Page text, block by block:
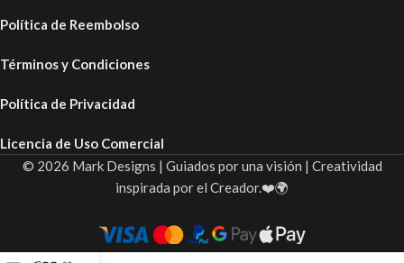
Política de Reembolso
Términos y Condiciones
Política de Privacidad
Licencia de Uso Comercial
© 2026 Mark Designs | Guiados por una visión | Creatividad
inspirada por el Creador.❤️🌍